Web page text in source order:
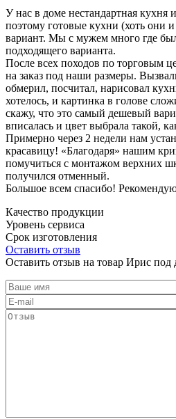
У нас в доме нестандартная кухня
поэтому готовые кухни (хоть они
вариант. Мы с мужем много где
подходящего варианта.
После всех походов по торговым
на заказ под наши размеры.
обмерил, посчитал, нарисовал
хотелось, и картинка в голове
скажу, что это самый дешевый
вписалась и цвет выбрала такой,
Примерно через 2 недели нам
красавицу! «Благодаря» нашим
помучиться с монтажом верхних
получился отменный.
Большое всем спасибо!
Качество продукции
Уровень сервиса
Срок изготовления
Оставить отзыв
Оставить отзыв на товар Ирис под